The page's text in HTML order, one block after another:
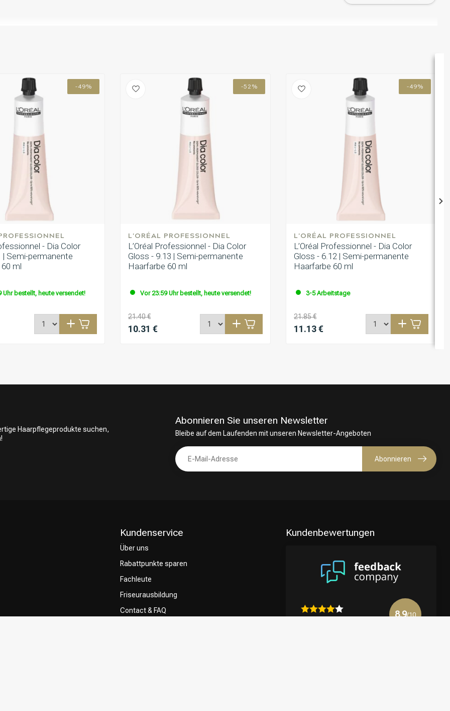
-49%
- Dia Color
| Semi-permanente
ml
Uhr bestellt, heute versendet!
-52%
L'ORÉAL PROFESSIONNEL
L’Oréal Professionnel - Dia Color
Gloss - 9.13 | Semi-permanente
Haarfarbe 60 ml
Vor 23:59 Uhr bestellt, heute versendet!
21.40 €
10.31 €
-49%
L'ORÉAL PROFESSIONNEL
L’Oréal Professionnel - Dia Color
Gloss - 6.12 | Semi-permanente
Haarfarbe 60 ml
3-5 Arbeitstage
21.85 €
11.13 €
Haarpflegeprodukte suchen,
Abonnieren Sie unseren Newsletter
Bleibe auf dem Laufenden mit unseren Newsletter-Angeboten
Abonnieren
Kundenservice
Über uns
Rabattpunkte sparen
Fachleute
Friseurausbildung
Contact & FAQ
Kundenbewertungen
8.9/10